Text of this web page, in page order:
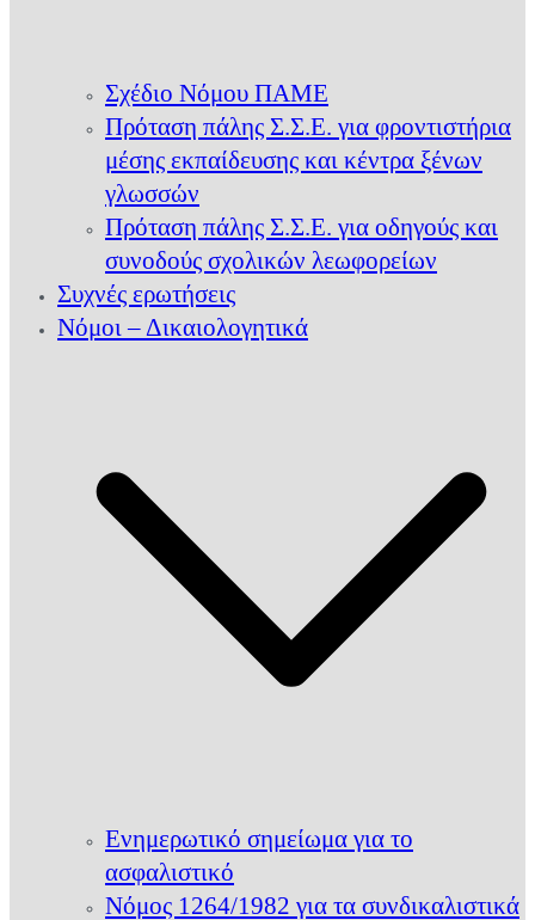
Σχέδιο Νόμου ΠΑΜΕ
Πρόταση πάλης Σ.Σ.Ε. για φροντιστήρια
μέσης εκπαίδευσης και κέντρα ξένων
γλωσσών
Πρόταση πάλης Σ.Σ.Ε. για οδηγούς και
συνοδούς σχολικών λεωφορείων
Συχνές ερωτήσεις
Νόμοι – Δικαιολογητικά
Ενημερωτικό σημείωμα για το
ασφαλιστικό
Νόμος 1264/1982 για τα συνδικαλιστικά